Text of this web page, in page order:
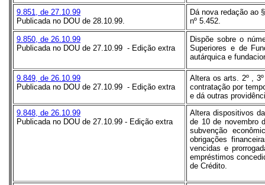
9.851, de 27.10.99
Publicada no DOU de 28.10.99.
Dá nova redação ao
nº 5.452.
9.850, de 26.10.99
Publicada no DOU de 27.10.99 - Edição extra
Dispõe sobre o
Superiores e de
autárquica e
9.849, de 26.10.99
Publicada no DOU de 27.10.99 - Edição extra
Altera os arts. 2º ,
contratação por
e dá outras
9.848, de 26.10.99
Publicada no DOU de 27.10.99 - Edição extra
Altera dispositivos
de 10 de novembro
subvenção
obrigações
vencidas e
empréstimos
de Crédito.